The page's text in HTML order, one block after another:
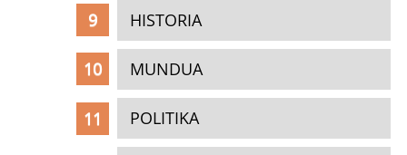
HISTORIA
MUNDUA
POLITIKA